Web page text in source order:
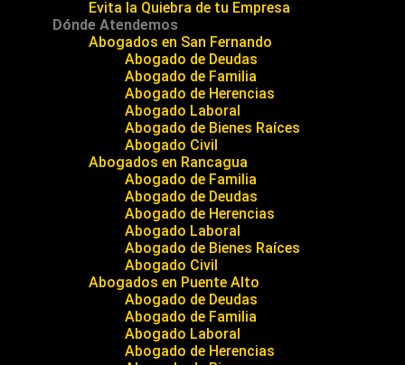
Evita la Quiebra de tu Empresa
Dónde Atendemos
Abogados en San Fernando
Abogado de Deudas
Abogado de Familia
Abogado de Herencias
Abogado Laboral
Abogado de Bienes Raíces
Abogado Civil
Abogados en Rancagua
Abogado de Familia
Abogado de Deudas
Abogado de Herencias
Abogado Laboral
Abogado de Bienes Raíces
Abogado Civil
Abogados en Puente Alto
Abogado de Deudas
Abogado de Familia
Abogado Laboral
Abogado de Herencias